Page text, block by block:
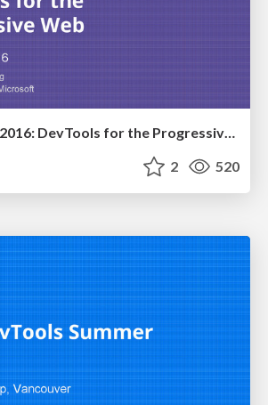
JSCONF China 2016: DevTools for the Progressive Web
2 520